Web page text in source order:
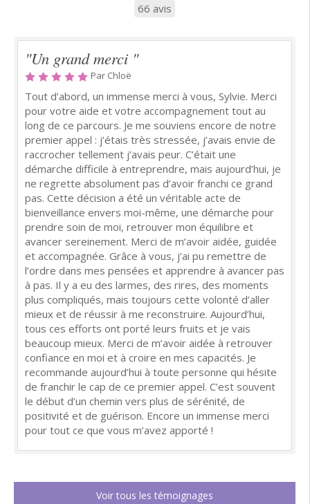
66 avis
"Un grand merci "
Par Chloë
Tout d’abord, un immense merci à vous, Sylvie. Merci
pour votre aide et votre accompagnement tout au
long de ce parcours. Je me souviens encore de notre
premier appel : j’étais très stressée, j’avais envie de
raccrocher tellement j’avais peur. C’était une
démarche difficile à entreprendre, mais aujourd’hui, je
ne regrette absolument pas d’avoir franchi ce grand
pas. Cette décision a été un véritable acte de
bienveillance envers moi-même, une démarche pour
prendre soin de moi, retrouver mon équilibre et
avancer sereinement. Merci de m’avoir aidée, guidée
et accompagnée. Grâce à vous, j’ai pu remettre de
l’ordre dans mes pensées et apprendre à avancer pas
à pas. Il y a eu des larmes, des rires, des moments
plus compliqués, mais toujours cette volonté d’aller
mieux et de réussir à me reconstruire. Aujourd’hui,
tous ces efforts ont porté leurs fruits et je vais
beaucoup mieux. Merci de m’avoir aidée à retrouver
confiance en moi et à croire en mes capacités. Je
recommande aujourd’hui à toute personne qui hésite
de franchir le cap de ce premier appel. C’est souvent
le début d’un chemin vers plus de sérénité, de
positivité et de guérison. Encore un immense merci
pour tout ce que vous m’avez apporté !
Voir tous les témoignages